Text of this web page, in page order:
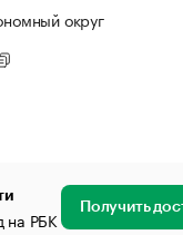
округ
на РБК Получить